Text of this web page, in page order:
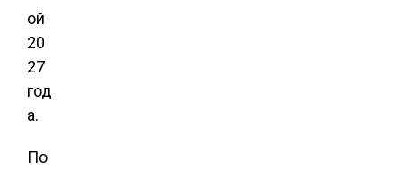
ой
20
27
год
а.
По